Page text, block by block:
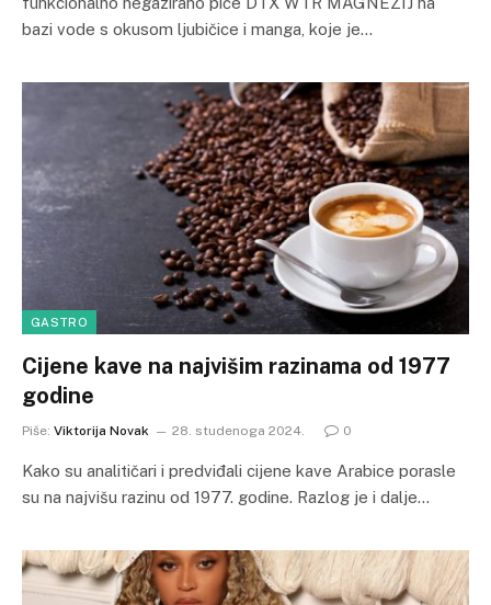
bazi vode s okusom ljubičice i manga, koje je…
GASTRO
Cijene kave na najvišim razinama od 1977
godine
Piše: Viktorija Novak 28. studenoga 2024. 0
Kako su analitičari i predviđali cijene kave Arabice porasle
su na najvišu razinu od 1977. godine. Razlog je i dalje…